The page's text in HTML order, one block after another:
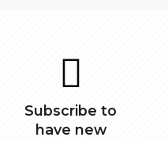
Subscribe to
have new